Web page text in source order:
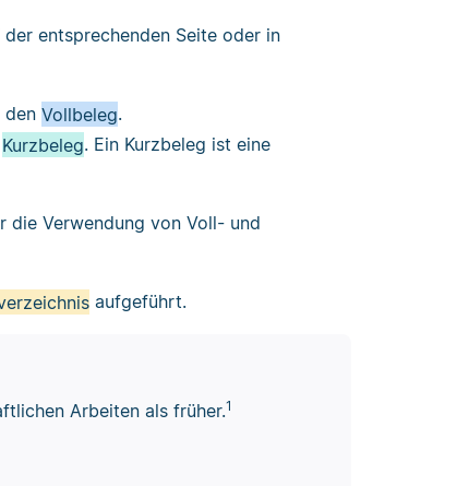
entsprechenden Seite oder in
den Vollbeleg.
Kurzbeleg. Ein Kurzbeleg ist eine
die Verwendung von Voll- und
aufgeführt.
Arbeiten als früher.1